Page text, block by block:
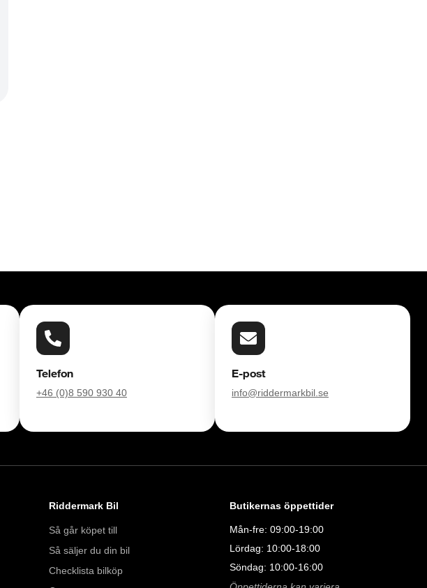
Telefon
+46 (0)8 590 930 40
E-post
info@riddermarkbil.se
Riddermark Bil
Så går köpet till
Så säljer du din bil
Checklista bilköp
Butikernas öppettider
Mån-fre: 09:00-19:00
Lördag: 10:00-18:00
Söndag: 10:00-16:00